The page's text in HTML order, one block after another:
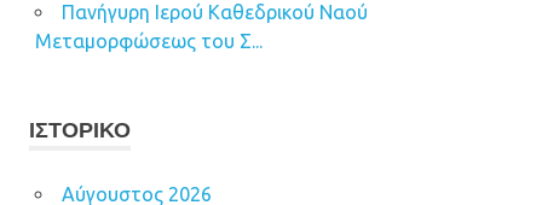
Πανήγυρη Ιερού Καθεδρικού Ναού
Μεταμορφώσεως του Σ...
ΙΣΤΟΡΙΚΌ
Αύγουστος 2026